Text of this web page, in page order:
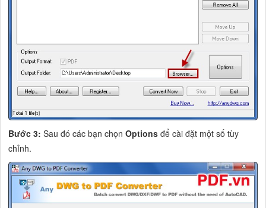
Bước 3:Sau đó các bạn chọnOptions để cài đặt một số tùy
chỉnh.